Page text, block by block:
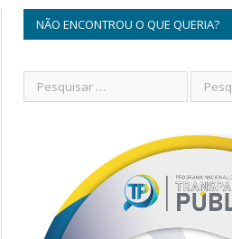
NÃO ENCONTROU O QUE QUERIA?